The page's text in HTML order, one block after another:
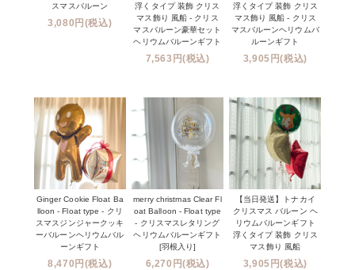
スマスバルーン
3,080円(税込)
浮くタイプ 装飾 クリス
マス飾り 風船 - クリス
マスバルーン豪華セット
ヘリウムバルーンギフト
7,563円(税込)
浮くタイプ 装飾 クリス
マス飾り 風船 - クリス
マスバルーンヘリウムバ
ルーンギフト
3,905円(税込)
Ginger Cookie Float Ba
lloon - Float type - クリ
スマスジンジャークッキ
ーバルーンヘリウムバル
ーンギフト
8,470円(税込)
merry christmas Clear Fl
oat Balloon - Float type
- クリスマスレタリング
ヘリウムバルーンギフト
[羽根入り]
6,270円(税込)
【当日発送】トナカイ
クリスマス バルーン ヘ
リウムバルーンギフト
浮くタイプ 装飾 クリス
マス飾り 風船
3,905円(税込)